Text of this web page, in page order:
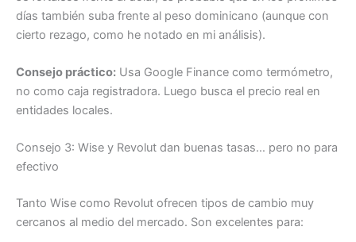
días también suba frente al peso dominicano (aunque con
cierto rezago, como he notado en mi análisis).
Consejo práctico: Usa Google Finance como termómetro,
no como caja registradora. Luego busca el precio real en
entidades locales.
Consejo 3: Wise y Revolut dan buenas tasas… pero no para
efectivo
Tanto Wise como Revolut ofrecen tipos de cambio muy
cercanos al medio del mercado. Son excelentes para: